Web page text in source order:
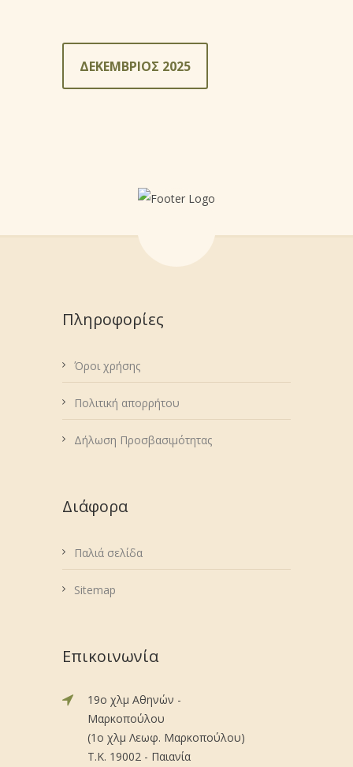
ΔΕΚΕΜΒΡΙΟΣ 2025
Πληροφορίες
Όροι χρήσης
Πολιτική απορρήτου
Δήλωση Προσβασιμότητας
Διάφορα
Παλιά σελίδα
Sitemap
Επικοινωνία
19ο χλμ Αθηνών -
Μαρκοπούλου
(1ο χλμ Λεωφ. Μαρκοπούλου)
Τ.Κ. 19002 - Παιανία